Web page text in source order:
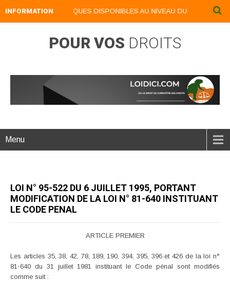
INFORMATION
LIVRES NUMERIQUES DISPONIBLES AU NIVEAU DU MENU ...NOS
POUR VOS DROITS
Menu
LOI N° 95-522 DU 6 JUILLET 1995, PORTANT
MODIFICATION DE LA LOI N° 81-640 INSTITUANT
LE CODE PENAL
ARTICLE PREMIER
Les articles 35, 38, 42, 78, 189, 190, 394, 395, 396 et 426 de la loi n°
81-640 du 31 juillet 1981 instituant le Code pénal sont modifiés
comme suit :